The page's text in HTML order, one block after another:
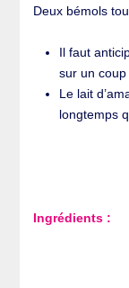
Deux bémols
Il faut
sur un
Le lait
longtemps
Ingrédients :